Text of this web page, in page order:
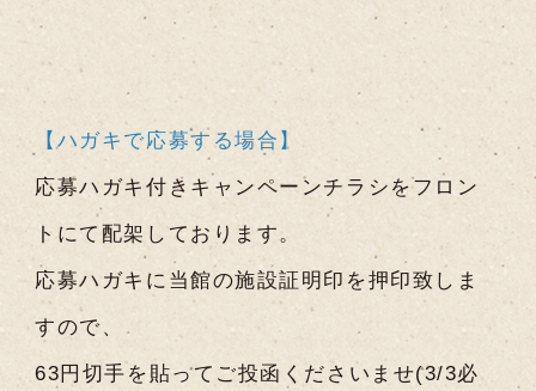
【ハガキで応募する場合】
応募ハガキ付きキャンペーンチラシをフロン
トにて配架しております。
応募ハガキに当館の施設証明印を押印致しま
すので、
63円切手を貼ってご投函くださいませ(3/3必